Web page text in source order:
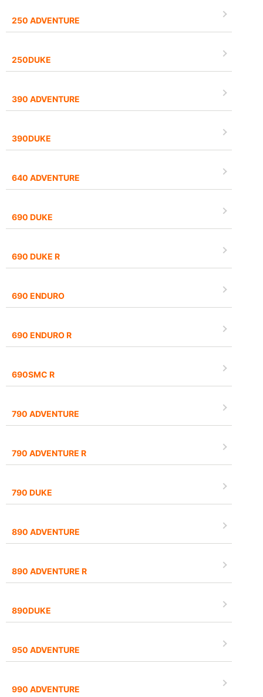
250 ADVENTURE
250DUKE
390 ADVENTURE
390DUKE
640 ADVENTURE
690 DUKE
690 DUKE R
690 ENDURO
690 ENDURO R
690SMC R
790 ADVENTURE
790 ADVENTURE R
790 DUKE
890 ADVENTURE
890 ADVENTURE R
890DUKE
950 ADVENTURE
990 ADVENTURE